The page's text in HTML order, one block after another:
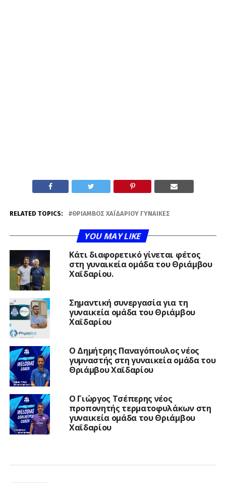
RELATED TOPICS: ΘΡΊΑΜΒΟΣ ΧΑΪΔΑΡΊΟΥ ΓΥΝΑΊΚΕΣ
YOU MAY LIKE
Κάτι διαφορετικό γίνεται φέτος
στη γυναικεία ομάδα του Θριάμβου
Χαϊδαρίου.
Σημαντική συνεργασία για τη
γυναικεία ομάδα του Θριάμβου
Χαϊδαρίου
Ο Δημήτρης Παναγόπουλος νέος
γυμναστής στη γυναικεία ομάδα του
Θριάμβου Χαϊδαρίου
Ο Γιώργος Τσέπερης νέος
προπονητής τερματοφυλάκων στη
γυναικεία ομάδα του Θριάμβου
Χαϊδαρίου